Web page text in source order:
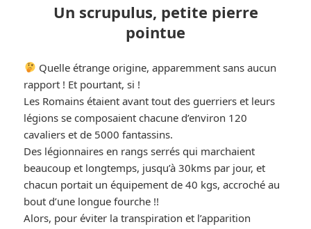
Un scrupulus, petite pierre
pointue
Quelle étrange origine, apparemment sans aucun
rapport ! Et pourtant, si !
Les Romains étaient avant tout des guerriers et leurs
légions se composaient chacune d’environ 120
cavaliers et de 5000 fantassins.
Des légionnaires en rangs serrés qui marchaient
beaucoup et longtemps, jusqu’à 30kms par jour, et
chacun portait un équipement de 40 kgs, accroché au
bout d’une longue fourche !!
Alors, pour éviter la transpiration et l’apparition